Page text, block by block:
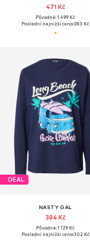
471 Kč
Původně: 1 499 Kč
Poslední nejnižší cena:383 Kč
DEAL
NASTY GAL
384 Kč
Původně: 1 129 Kč
Poslední nejnižší cena:302 Kč